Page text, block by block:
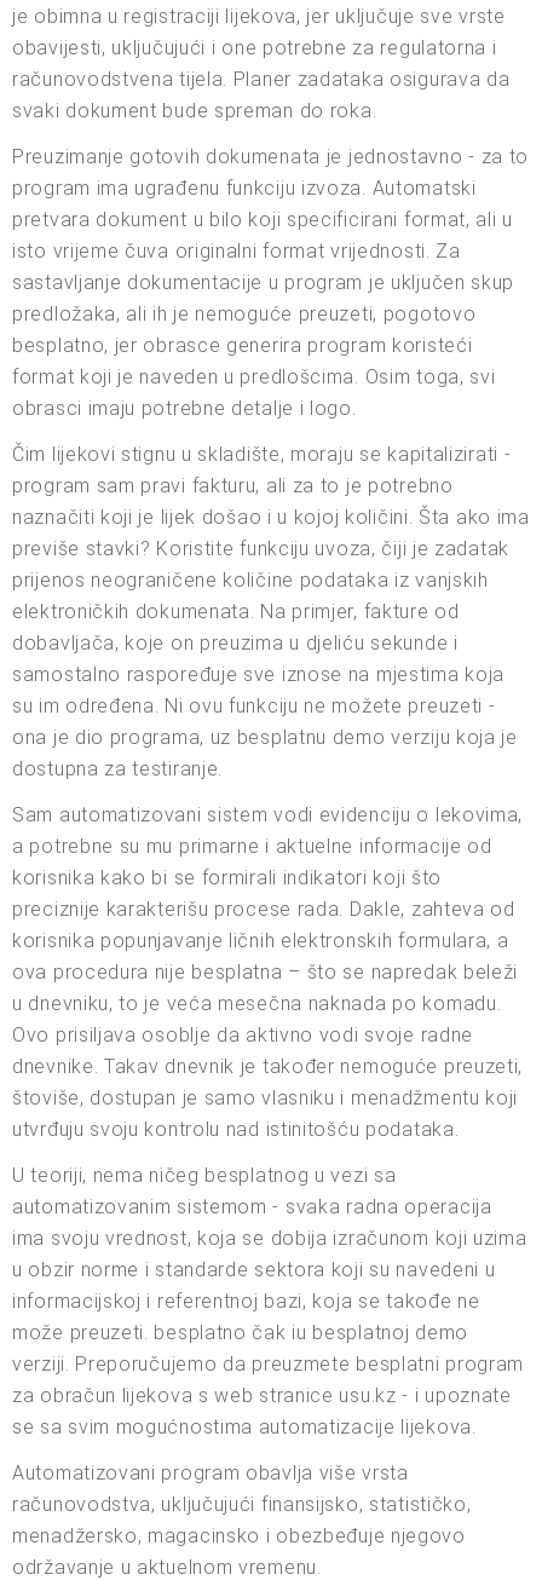
je obimna u registraciji lijekova, jer uključuje sve vrste
obavijesti, uključujući i one potrebne za regulatorna i
računovodstvena tijela. Planer zadataka osigurava da
svaki dokument bude spreman do roka.
Preuzimanje gotovih dokumenata je jednostavno - za to
program ima ugrađenu funkciju izvoza. Automatski
pretvara dokument u bilo koji specificirani format, ali u
isto vrijeme čuva originalni format vrijednosti. Za
sastavljanje dokumentacije u program je uključen skup
predložaka, ali ih je nemoguće preuzeti, pogotovo
besplatno, jer obrasce generira program koristeći
format koji je naveden u predlošcima. Osim toga, svi
obrasci imaju potrebne detalje i logo.
Čim lijekovi stignu u skladište, moraju se kapitalizirati -
program sam pravi fakturu, ali za to je potrebno
naznačiti koji je lijek došao i u kojoj količini. Šta ako ima
previše stavki? Koristite funkciju uvoza, čiji je zadatak
prijenos neograničene količine podataka iz vanjskih
elektroničkih dokumenata. Na primjer, fakture od
dobavljača, koje on preuzima u djeliću sekunde i
samostalno raspoređuje sve iznose na mjestima koja
su im određena. Ni ovu funkciju ne možete preuzeti -
ona je dio programa, uz besplatnu demo verziju koja je
dostupna za testiranje.
Sam automatizovani sistem vodi evidenciju o lekovima,
a potrebne su mu primarne i aktuelne informacije od
korisnika kako bi se formirali indikatori koji što
preciznije karakterišu procese rada. Dakle, zahteva od
korisnika popunjavanje ličnih elektronskih formulara, a
ova procedura nije besplatna – što se napredak beleži
u dnevniku, to je veća mesečna naknada po komadu.
Ovo prisiljava osoblje da aktivno vodi svoje radne
dnevnike. Takav dnevnik je također nemoguće preuzeti,
štoviše, dostupan je samo vlasniku i menadžmentu koji
utvrđuju svoju kontrolu nad istinitošću podataka.
U teoriji, nema ničeg besplatnog u vezi sa
automatizovanim sistemom - svaka radna operacija
ima svoju vrednost, koja se dobija izračunom koji uzima
u obzir norme i standarde sektora koji su navedeni u
informacijskoj i referentnoj bazi, koja se takođe ne
može preuzeti. besplatno čak iu besplatnoj demo
verziji. Preporučujemo da preuzmete besplatni program
za obračun lijekova s web stranice usu.kz - i upoznate
se sa svim mogućnostima automatizacije lijekova.
Automatizovani program obavlja više vrsta
računovodstva, uključujući finansijsko, statističko,
menadžersko, magacinsko i obezbeđuje njegovo
održavanje u aktuelnom vremenu.